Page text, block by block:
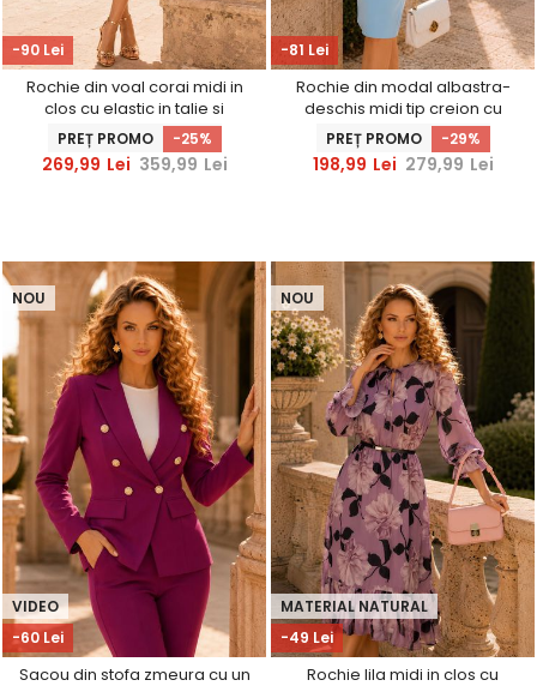
-90 Lei
Rochie din voal corai midi in
clos cu elastic in talie si
decolteu cazut- StarShinerS
PREȚ PROMO -25%
269,99 Lei 359,99 Lei
-81 Lei
Rochie din modal albastra-
deschis midi tip creion cu
decolteu cazut si curea -
StarShinerS
PREȚ PROMO -29%
198,99 Lei 279,99 Lei
-60 Lei
VIDEO
NOU
Sacou din stofa zmeura cu un
-49 Lei
MATERIAL NATURAL
NOU
Rochie lila midi in clos cu